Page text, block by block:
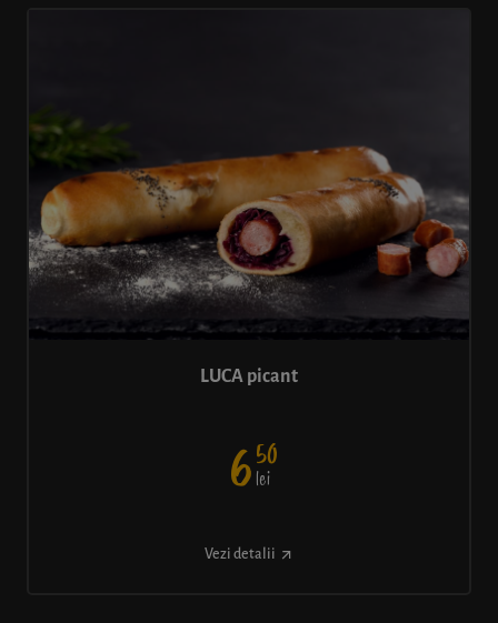
LUCA picant
650
lei
Vezi detalii